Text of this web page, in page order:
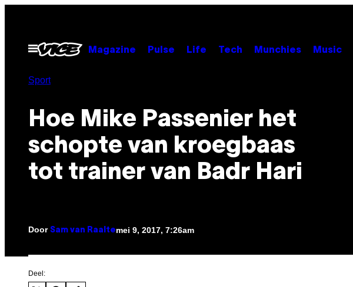
Open
menu
Magazine Pulse Life Tech Munchies Music
Sport
Hoe Mike Passenier het
schopte van kroegbaas
tot trainer van Badr Hari
Door Sam van Raaltemei 9, 2017, 7:26am
Deel: